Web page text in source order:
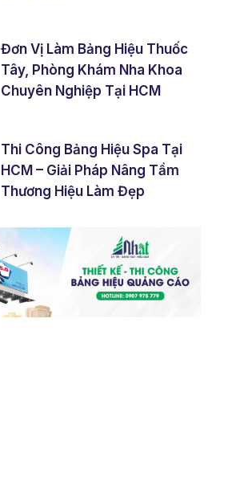
Đơn Vị Làm Bảng Hiệu Thuốc
Tây, Phòng Khám Nha Khoa
Chuyên Nghiệp Tại HCM
Thi Công Bảng Hiệu Spa Tại
HCM – Giải Pháp Nâng Tầm
Thương Hiệu Làm Đẹp